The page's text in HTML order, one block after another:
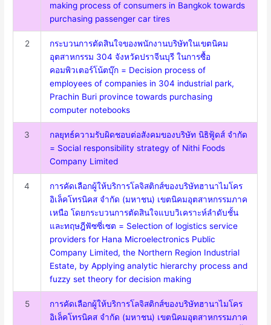
making process of consumers in Bangkok towards
purchasing passenger car tires
2
กระบวนการตัดสินใจของพนักงานบริษัทในเขตนิคม
อุตสาหกรรม 304 จังหวัดปราจีนบุรี ในการซื้อ
คอมพิวเตอร์โน้ตบุ๊ก = Decision process of
employees of companies in 304 industrial park,
Prachin Buri province towards purchasing
computer notebooks
3
กลยุทธ์ความรับผิดชอบต่อสังคมของบริษัท นิธิฟู้ดส์ จำกัด
= Social responsibility strategy of Nithi Foods
Company Limited
4
การคัดเลือกผู้ให้บริการโลจิสติกส์ของบริษัทฮานาไมโคร
อิเล็คโทรนิคส จำกัด (มหาชน) เขตนิคมอุตสาหกรรมภาค
เหนือ โดยกระบวนการตัดสินใจแบบวิเคราะห์ลำดับชั้น
และทฤษฎีฟัซซี่เซต = Selection of logistics service
providers for Hana Microelectronics Public
Company Limited, the Northern Region Industrial
Estate, by Applying analytic hierarchy process and
fuzzy set theory for decision making
5
การคัดเลือกผู้ให้บริการโลจิสติกส์ของบริษัทฮานาไมโคร
อิเล็คโทรนิคส จำกัด (มหาชน) เขตนิคมอุตสาหกรรมภาค